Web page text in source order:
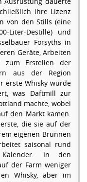
ihre Lizenz
von den Stills (eine
Liter-Destille) und
Forsyths in
Geräte, Arbeiten
zum Erstellen der
aus der Region
erste Whisky wurde
was Daftmill zur
machte, wobei
den Markt kamen.
die sie auf der
eigenen Brunnen
saisonal rund
In den
der Farm weniger
Whisky, aber im